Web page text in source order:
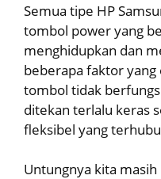
Semua tipe HP
tombol power yang
menghidupkan dan
beberapa faktor
tombol tidak
ditekan terlalu keras
fleksibel yang
Untungnya kita